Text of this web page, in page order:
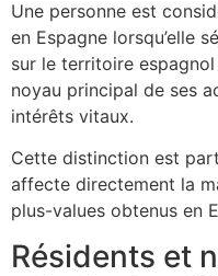
Une personne est
en Espagne lorsqu’elle
sur le territoire
noyau principal de ses
intérêts vitaux.
Cette distinction est
affecte directement la
plus-values obtenus en
Résidents et